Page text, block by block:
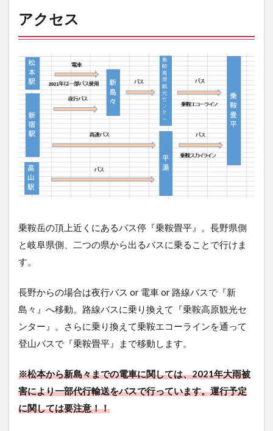
セ
ス
乗
鞍
白
雲
の
詳
細
3
乗
鞍
白
の
金
3.2
屋
回
の
影
アクセス
乗鞍岳の頂上近くにあるバス停『乗鞍畳平』。長野県側
と岐阜県側、二つの県から出るバスに乗ることで行けま
す。
長野からの場合は夜行バス or 電車 or 路線バスで『新
島々』へ移動。路線バスに乗り換えて『乗鞍高原観光セ
ンター』。さらに乗り換えて乗鞍エコーラインを通って
登山バスで『乗鞍畳平』まで移動します。
※松本から新島々までの電車に関しては、2021年大雨被
害により一部代行輸送をバスで行っています。運行予定
に関しては要注意！！